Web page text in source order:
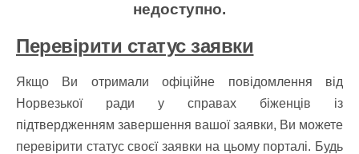
недоступно.
Перевірити статус заявки
Якщо Ви отримали офіційне повідомлення від
Норвезької ради у справах біженців із
підтвердженням завершення вашої заявки, Ви можете
перевірити статус своєї заявки на цьому порталі. Будь